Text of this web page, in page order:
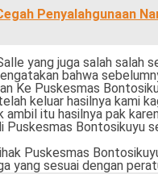
Penyalahgunaan
yang juga salah salah
bahwa
Ke Puskesmas
keluar hasilnya kami
ambil itu hasilnya pak
Bontosikuyu
Puskesmas
yang sesuai dengan